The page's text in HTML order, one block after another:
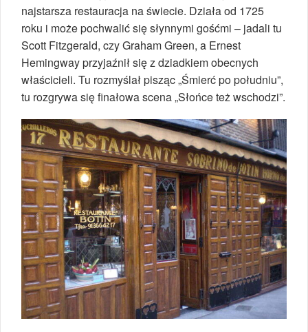
najstarsza restauracja na świecie. Działa od 1725
roku i może pochwalić się słynnymi gośćmi – jadali tu
Scott Fitzgerald, czy Graham Green, a Ernest
Hemingway przyjaźnił się z dziadkiem obecnych
właścicieli. Tu rozmyślał pisząc „Śmierć po południu”,
tu rozgrywa się finałowa scena „Słońce też wschodzi”.